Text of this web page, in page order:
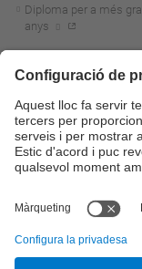
Diploma per a més
anys
Actualitat R+D+I
La recerca a la UPC
La transferència,
la innovació a la UPC
Foment i suport a la
transferència,
Serveis per a empreses